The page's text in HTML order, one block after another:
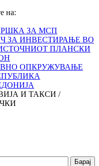
Барај
на:
ЗА МСП
ЗА ИНВЕСТИРАЊЕ ВО
ПЛАНСКИ
ОПКРУЖУВАЊЕ
И ТАКСИ /